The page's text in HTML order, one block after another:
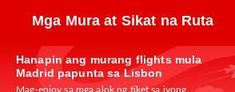
Mga Mura at Sikat na Ruta
Hanapin ang murang flights mula
Madrid papunta sa Lisbon
Mag-enjoy sa mga alok ng tiket sa iyong